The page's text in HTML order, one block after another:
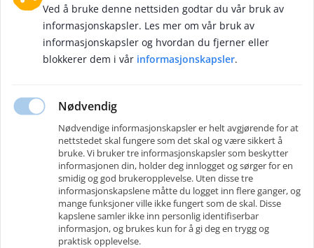
Vennligst sjekk igjen senere.
JobLaunch AS
Ved å bruke denne nettsiden godtar du vår bruk av
informasjonskapsler. Les mer om vår bruk av
informasjonskapsler og hvordan du fjerner eller
blokkerer dem i vår informasjonskapsler.
Nødvendig
Nødvendige informasjonskapsler er helt avgjørende for at
nettstedet skal fungere som det skal og være sikkert å
bruke. Vi bruker tre informasjonskapsler som beskytter
informasjonen din, holder deg innlogget og sørger for en
smidig og god brukeropplevelse. Uten disse tre
informasjonskapslene måtte du logget inn flere ganger, og
mange funksjoner ville ikke fungert som de skal. Disse
kapslene samler ikke inn personlig identifiserbar
informasjon, og brukes kun for å gi deg en trygg og
praktisk opplevelse.